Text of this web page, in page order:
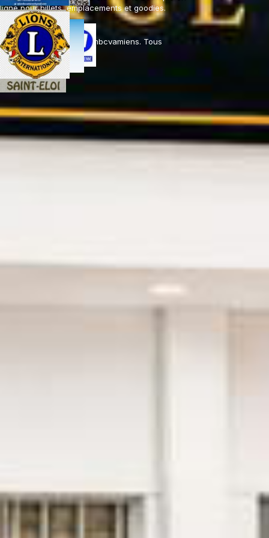
ligne pour billets, emplacements et goodies.
© 2026 Association tplambcvamiens. Tous
droits réservés.